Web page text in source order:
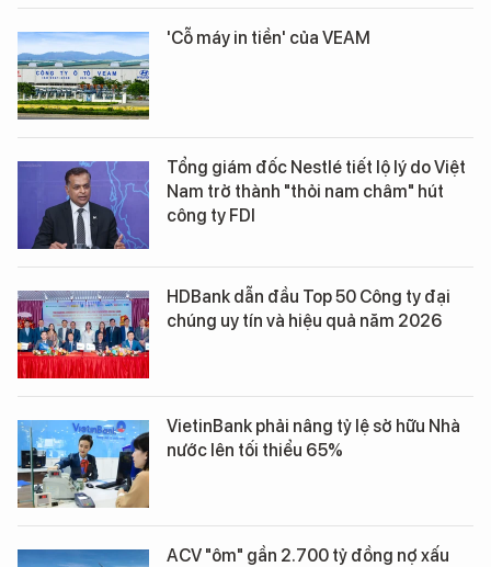
'Cỗ máy in tiền' của VEAM
Tổng giám đốc Nestlé tiết lộ lý do Việt
Nam trở thành "thỏi nam châm" hút
công ty FDI
HDBank dẫn đầu Top 50 Công ty đại
chúng uy tín và hiệu quả năm 2026
VietinBank phải nâng tỷ lệ sở hữu Nhà
nước lên tối thiểu 65%
ACV "ôm" gần 2.700 tỷ đồng nợ xấu